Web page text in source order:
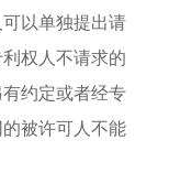
以单独提出请
权人不请求的
约定或者经专
被许可人不能